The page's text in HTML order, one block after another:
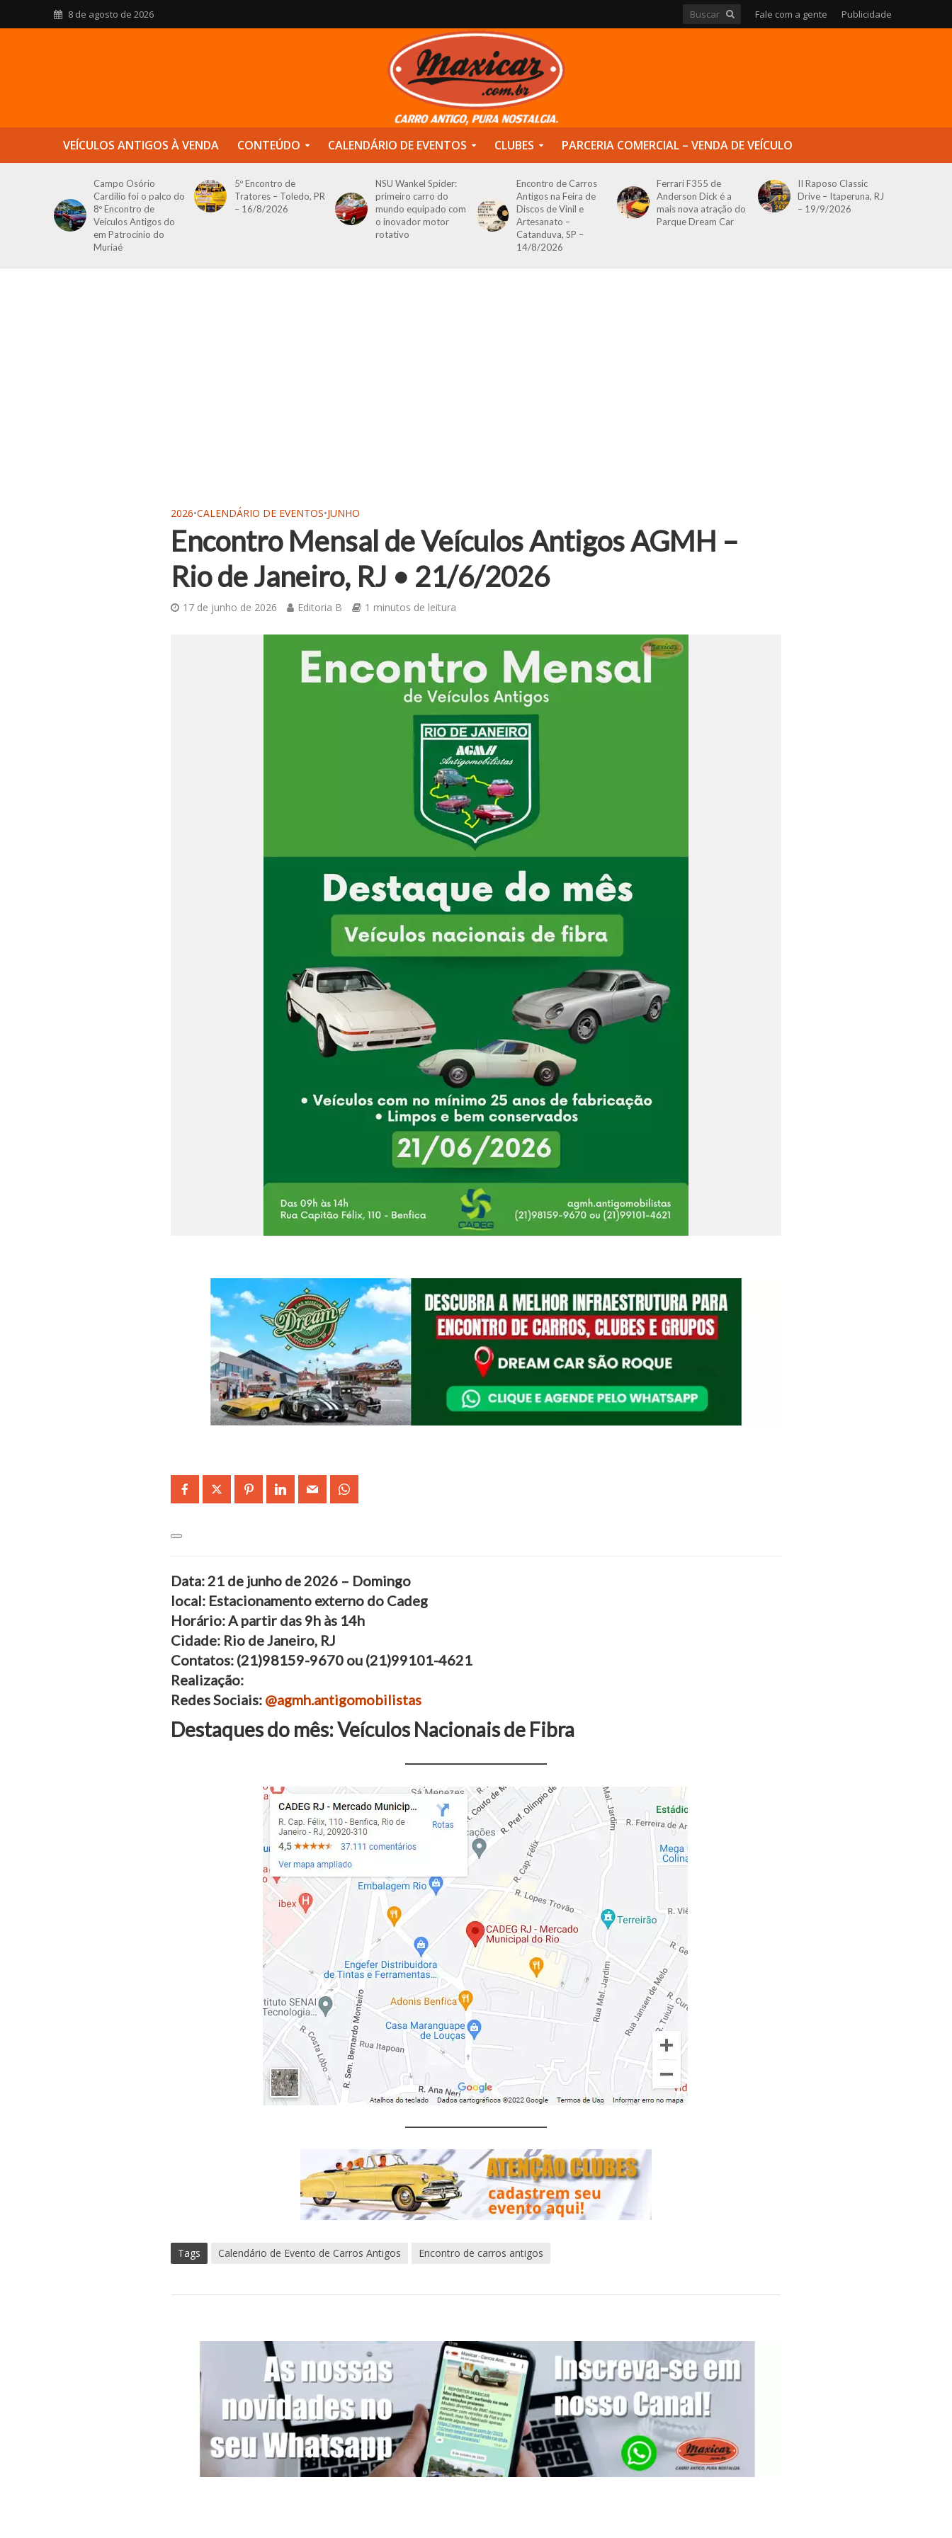
8 de agosto de 2026 Fale com a gente Publicidade
VEÍCULOS ANTIGOS À VENDA CONTEÚDO CALENDÁRIO DE EVENTOS CLUBES PARCERIA COMERCIAL – VENDA DE VEÍCULO
Campo Osório
Cardilio foi o palco do
8º Encontro de
Veículos Antigos do
em Patrocínio do
Muriaé
5º Encontro de
Tratores – Toledo, PR
– 16/8/2026
NSU Wankel Spider:
primeiro carro do
mundo equipado com
o inovador motor
rotativo
Encontro de Carros
Antigos na Feira de
Discos de Vinil e
Artesanato –
Catanduva, SP –
14/8/2026
Ferrari F355 de
Anderson Dick é a
mais nova atração do
Parque Dream Car
II Raposo Classic
Drive – Itaperuna, RJ
– 19/9/2026
2026•CALENDÁRIO DE EVENTOS•JUNHO
Encontro Mensal de Veículos Antigos AGMH –
Rio de Janeiro, RJ • 21/6/2026
17 de junho de 2026 Editoria B 1 minutos de leitura
Data: 21 de junho de 2026 – Domingo
local: Estacionamento externo do Cadeg
Horário: A partir das 9h às 14h
Cidade: Rio de Janeiro, RJ
Contatos: (21)98159-9670 ou (21)99101-4621
Realização:
Redes Sociais: @agmh.antigomobilistas
Destaques do mês: Veículos Nacionais de Fibra
Tags Calendário de Evento de Carros Antigos Encontro de carros antigos